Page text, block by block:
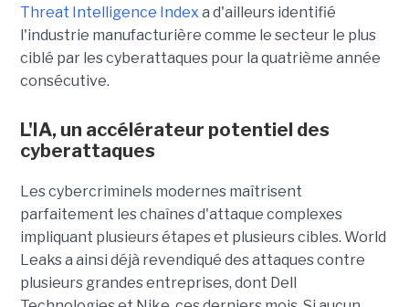
Threat Intelligence Index a d'ailleurs identifié
l'industrie manufacturière comme le secteur le plus
ciblé par les cyberattaques pour la quatrième année
consécutive.
L'IA, un accélérateur potentiel des
cyberattaques
Les cybercriminels modernes maîtrisent
parfaitement les chaînes d'attaque complexes
impliquant plusieurs étapes et plusieurs cibles. World
Leaks a ainsi déjà revendiqué des attaques contre
plusieurs grandes entreprises, dont Dell